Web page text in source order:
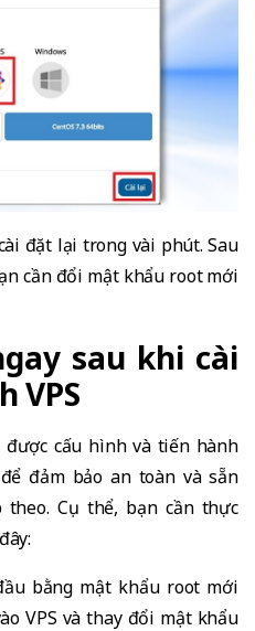
đặt lại trong vài phút. Sau
cần đổi mật khẩu root mới
sau khi cài
VPS
cấu hình và tiến hành
đảm bảo an toàn và sẵn
Cụ thể, bạn cần thực
bằng mật khẩu root mới
VPS và thay đổi mật khẩu